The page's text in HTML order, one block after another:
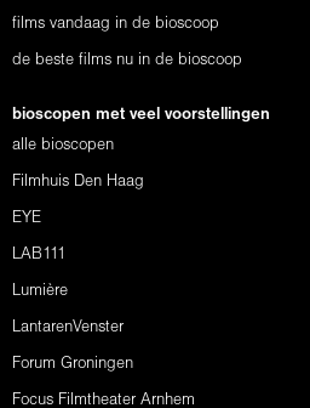
films vandaag in de bioscoop
de beste films nu in de bioscoop
bioscopen met veel voorstellingen
alle bioscopen
Filmhuis Den Haag
EYE
LAB111
Lumière
LantarenVenster
Forum Groningen
Focus Filmtheater Arnhem